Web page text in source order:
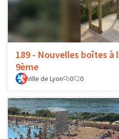
189 - Nouvelles boîtes à
9ème
Ville de Lyon 0 0